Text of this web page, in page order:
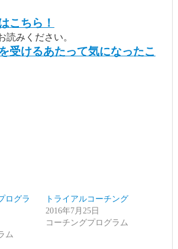
こちら！
読みください。
受けるあたって気になったこ
ログラ
ム
トライアルコーチング
2016年7月25日
コーチングプログラム